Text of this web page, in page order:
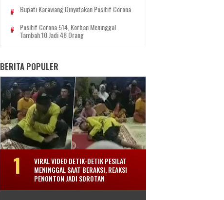
Bupati Karawang Dinyatakan Positif Corona
Positif Corona 514, Korban Meninggal
Tambah 10 Jadi 48 Orang
BERITA POPULER
VIRAL VIDEO DETIK-DETIK PESILAT
MENINGGAL SAAT BERAKSI, REAKSI
PENONTON JADI SOROTAN